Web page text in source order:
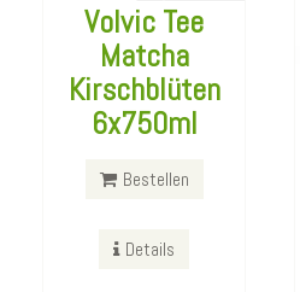
Volvic Tee
Matcha
Kirschblüten
6x750ml
Bestellen
Details
Becks 330ml
Bestellen